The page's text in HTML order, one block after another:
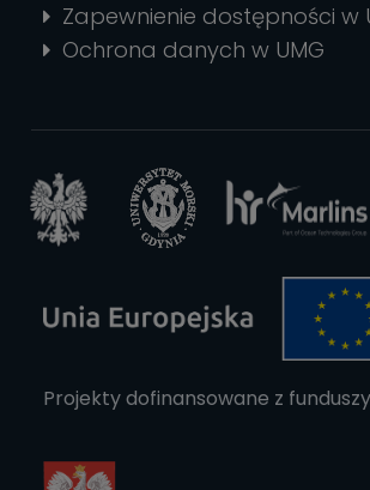
Zapewnienie dostępności w
Ochrona danych w UMG
Projekty dofinansowane z